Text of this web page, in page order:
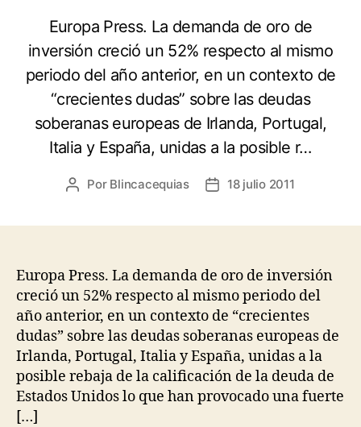
Europa Press. La demanda de oro de
inversión creció un 52% respecto al mismo
periodo del año anterior, en un contexto de
“crecientes dudas” sobre las deudas
soberanas europeas de Irlanda, Portugal,
Italia y España, unidas a la posible r…
Autor
Por Blincacequias
Fecha18 julio 2011
Europa Press. La demanda de oro de inversión
creció un 52% respecto al mismo periodo del
año anterior, en un contexto de “crecientes
dudas” sobre las deudas soberanas europeas de
Irlanda, Portugal, Italia y España, unidas a la
posible rebaja de la calificación de la deuda de
Estados Unidos lo que han provocado una fuerte
[…]